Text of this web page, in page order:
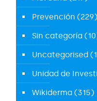
Prevención (229)
Sin categoría
Uncategorised
Unidad de
Wikiderma (315)